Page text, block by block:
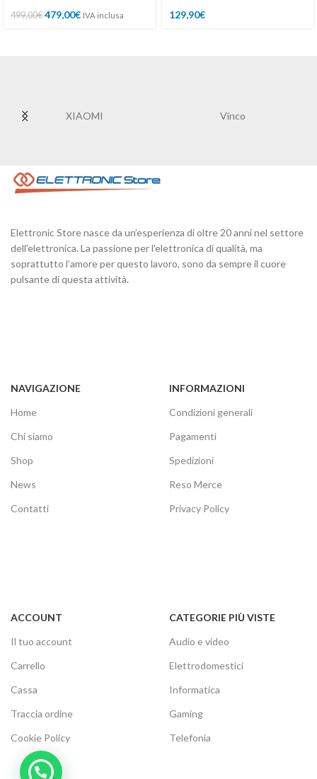
499,00€ 479,00€ IVA inclusa 129,90€
STRONG
Elettronic Store nasce da un’esperienza di oltre 20 anni nel settore
dell'elettronica. La passione per l'elettronica di qualità, ma
soprattutto l’amore per questo lavoro, sono da sempre il cuore
pulsante di questa attività.
NAVIGAZIONE
Home
Chi siamo
Shop
News
Contatti
INFORMAZIONI
Condizioni generali
Pagamenti
Spedizioni
Reso Merce
Privacy Policy
ACCOUNT
Il tuo account
Carrello
Cassa
Traccia ordine
Cookie Policy
CATEGORIE PIÙ VISTE
Audio e video
Elettrodomestici
Informatica
Gaming
Telefonia